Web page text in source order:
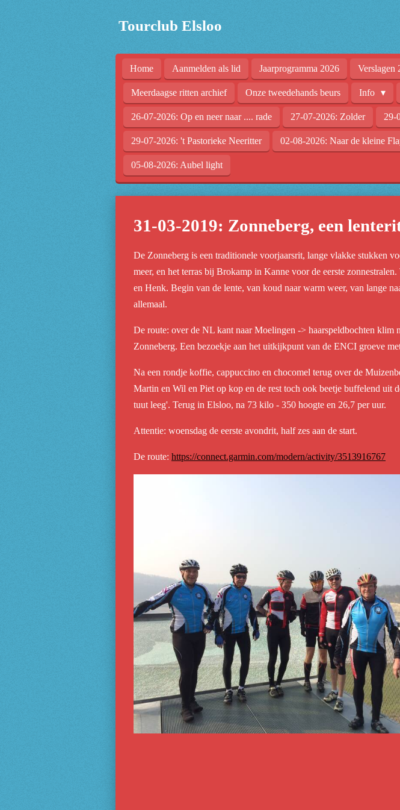
Tourclub Elsloo
Home Aanmelden als lid Jaarprogramma 2026 Verslagen
Meerdaagse ritten archief Onze tweedehands beurs Info
26-07-2026: Op en neer naar .... rade 27-07-2026: Zolder 29-
29-07-2026: 't Pastorieke Neeritter 02-08-2026: Naar de kleine
05-08-2026: Aubel light
31-03-2019: Zonneberg, een
De Zonneberg is een traditionele voorjaarsrit, lange vlakke stukken
meer, en het terras bij Brokamp in Kanne voor de eerste
en Henk. Begin van de lente, van koud naar warm weer, van lange
allemaal.
De route: over de NL kant naar Moelingen -> haarspeldbochten klim
Zonneberg. Een bezoekje aan het uitkijkpunt van de ENCI groeve
Na een rondje koffie, cappuccino en chocomel terug over de
Martin en Wil en Piet op kop en de rest toch ook beetje buffelend uit
tuut leeg'. Terug in Elsloo, na 73 kilo - 350 hoogte en 26,7 per uur.
Attentie: woensdag de eerste avondrit, half zes aan de start.
De route: https://connect.garmin.com/modern/activity/3513916767